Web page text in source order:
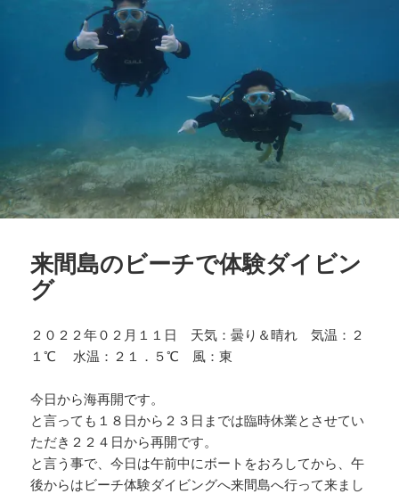
来間島のビーチで体験ダイビン
グ
２０２２年０２月１１日 天気：曇り＆晴れ 気温：２
１℃ 水温：２１．５℃ 風：東
今日から海再開です。
と言っても１８日から２３日までは臨時休業とさせてい
ただき２２４日から再開です。
と言う事で、今日は午前中にボートをおろしてから、午
後からはビーチ体験ダイビングへ来間島へ行って来まし